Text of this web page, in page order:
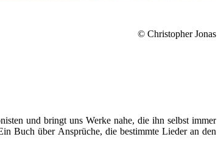
© Christopher Jonas
und bringt uns Werke nahe, die ihn selbst immer
Buch über Ansprüche, die bestimmte Lieder an den